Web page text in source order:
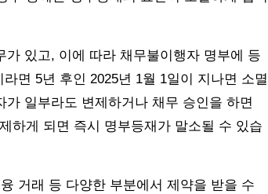
가 있고, 이에 따라 채무불이행자 명부에 등
면 5년 후인 2025년 1월 1일이 지나면 소멸
일부라도 변제하거나 채무 승인을 하면
하게 되면 즉시 명부등재가 말소될 수 있습
거래 등 다양한 부분에서 제약을 받을 수